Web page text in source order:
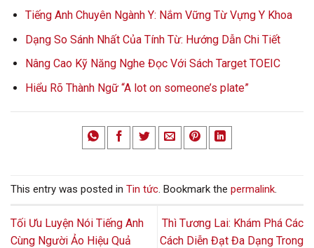
Tiếng Anh Chuyên Ngành Y: Nắm Vững Từ Vựng Y Khoa
Dạng So Sánh Nhất Của Tính Từ: Hướng Dẫn Chi Tiết
Nâng Cao Kỹ Năng Nghe Đọc Với Sách Target TOEIC
Hiểu Rõ Thành Ngữ “A lot on someone’s plate”
This entry was posted in Tin tức. Bookmark the permalink.
Tối Ưu Luyện Nói Tiếng Anh
Cùng Người Ảo Hiệu Quả
Thì Tương Lai: Khám Phá Các
Cách Diễn Đạt Đa Dạng Trong